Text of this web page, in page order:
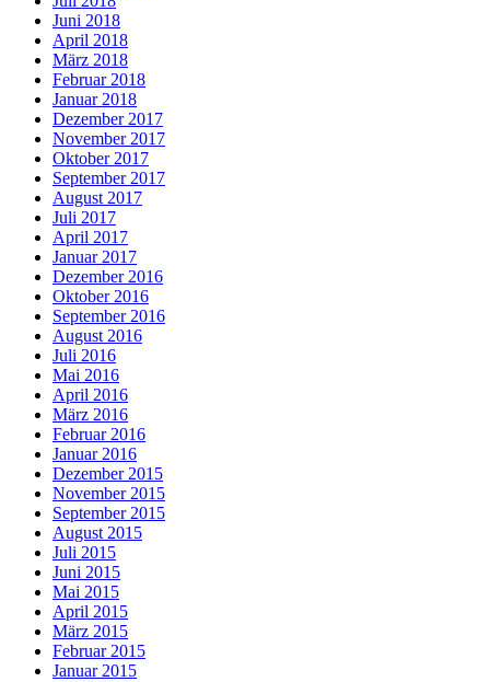
Juni 2018
April 2018
März 2018
Februar 2018
Januar 2018
Dezember 2017
November 2017
Oktober 2017
September 2017
August 2017
Juli 2017
April 2017
Januar 2017
Dezember 2016
Oktober 2016
September 2016
August 2016
Juli 2016
Mai 2016
April 2016
März 2016
Februar 2016
Januar 2016
Dezember 2015
November 2015
September 2015
August 2015
Juli 2015
Juni 2015
Mai 2015
April 2015
März 2015
Februar 2015
Januar 2015